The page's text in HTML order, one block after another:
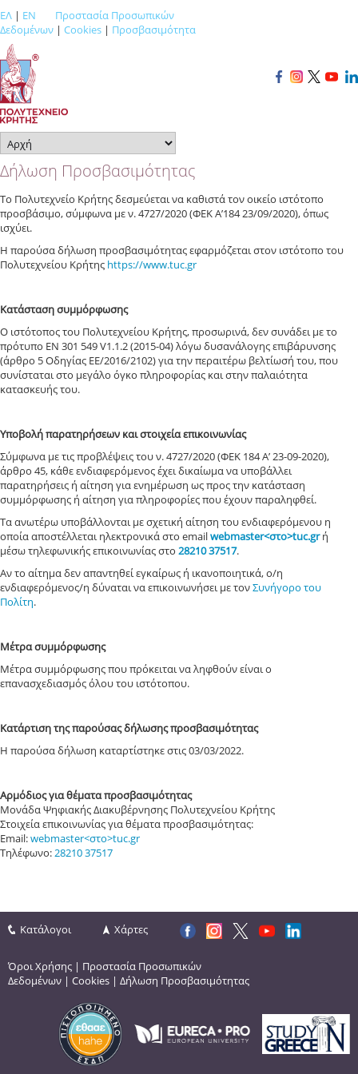
ΕΛ | EN
Προστασία Προσωπικών
Δεδομένων | Cookies | Προσβασιμότητα
Δήλωση Προσβασιμότητας
Το Πολυτεχνείο Κρήτης δεσμεύεται να καθιστά τον οικείο ιστότοπο
προσβάσιμο, σύμφωνα με ν. 4727/2020 (ΦΕΚ Α’184 23/09/2020), όπως
ισχύει.
Η παρούσα δήλωση προσβασιμότητας εφαρμόζεται στον ιστότοπο του
Πολυτεχνείου Κρήτης https://www.tuc.gr
Κατάσταση συμμόρφωσης
Ο ιστότοπος του Πολυτεχνείου Κρήτης, προσωρινά, δεν συνάδει με το
πρότυπο ΕΝ 301 549 V1.1.2 (2015-04) λόγωδυσανάλογης επιβάρυνσης
(άρθρο 5 Οδηγίας ΕΕ/2016/2102) για την περαιτέρω βελτίωσή του, που
συνίσταται στο μεγάλο όγκο πληροφορίας καιστην παλαιότητα
κατασκευής του.
Υποβολή παρατηρήσεων και στοιχεία επικοινωνίας
Σύμφωνα με τις προβλέψεις του ν. 4727/2020 (ΦΕΚ 184 Α’ 23-09-2020),
άρθρο 45, κάθε ενδιαφερόμενος έχει δικαίωμα να υποβάλλει
παρατηρήσεις ή αίτηση για ενημέρωση ως προς την κατάσταση
συμμόρφωσης ή αίτηση για πληροφορίες που έχουν παραληφθεί.
Τα ανωτέρω υποβάλλονται με σχετική αίτηση του ενδιαφερόμενου η
οποία αποστέλλεται ηλεκτρονικά στο emailwebmaster<στο>tuc.grή
μέσω τηλεφωνικής επικοινωνίας στο 28210 37517.
Αν το αίτημα δεν απαντηθεί εγκαίρως ή ικανοποιητικά, ο/η
ενδιαφερόμενος/η δύναται να επικοινωνήσει με τονΣυνήγορο του
Πολίτη.
Μέτρα συμμόρφωσης
Μέτρα συμμόρφωσης που πρόκειται να ληφθούν είναι ο
επανασχεδιασμός όλου του ιστότοπου.
Κατάρτιση της παρούσας δήλωσης προσβασιμότητας
Η παρούσα δήλωση καταρτίστηκε στις 03/03/2022.
Αρμόδιος για θέματα προσβασιμότητας
Μονάδα Ψηφιακής Διακυβέρνησης Πολυτεχνείου Κρήτης
Στοιχεία επικοινωνίας για θέματα προσβασιμότητας:
Email:webmaster<στο>tuc.gr
Τηλέφωνο:28210 37517
Κατάλογοι Χάρτες
Όροι Χρήσης | Προστασία Προσωπικών
Δεδομένων | Cookies | Δήλωση Προσβασιμότητας